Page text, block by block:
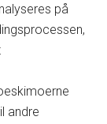
på
andre